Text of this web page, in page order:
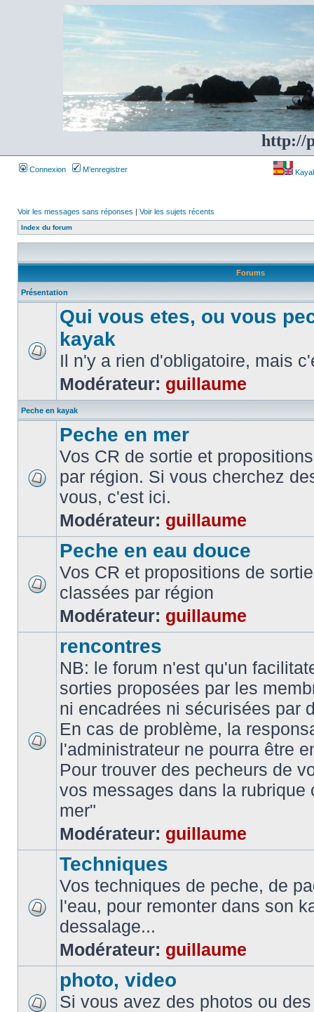
http://
Connexion M’enregistrer
Voir les messages sans réponses | Voir les sujets récents
Index du forum
Forums
Présentation
Qui vous etes, ou vous
kayak
Il n'y a rien d'obligatoire, mais
Modérateur: guillaume
Peche en kayak
Peche en mer
Vos CR de sortie et
par région. Si vous cherchez
vous, c'est ici.
Modérateur: guillaume
Peche en eau douce
Vos CR et propositions de
classées par région
Modérateur: guillaume
rencontres
NB: le forum n'est qu'un
sorties proposées par les
ni encadrées ni sécurisées par
En cas de problème, la
l'administrateur ne pourra être
Pour trouver des pecheurs de
vos messages dans la rubrique
mer"
Modérateur: guillaume
Techniques
Vos techniques de peche, de
l'eau, pour remonter dans son
dessalage...
Modérateur: guillaume
photo, video
Si vous avez des photos ou